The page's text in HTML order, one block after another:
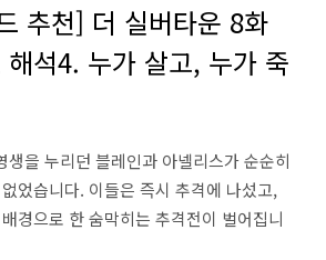
추천] 더 실버타운 8화
석4. 누가 살고, 누가 죽
생을 누리던 블레인과 아넬리스가 순순히
었습니다. 이들은 즉시 추격에 나섰고,
경으로 한 숨막히는 추격전이 벌어집니